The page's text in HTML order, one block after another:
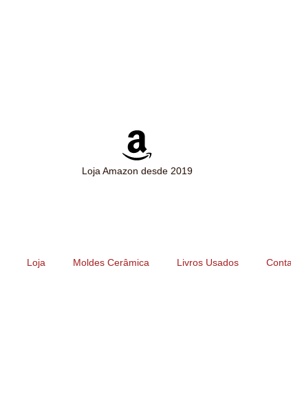
Loja Amazon desde 2019
Loja Moldes Cerâmica Livros Usados